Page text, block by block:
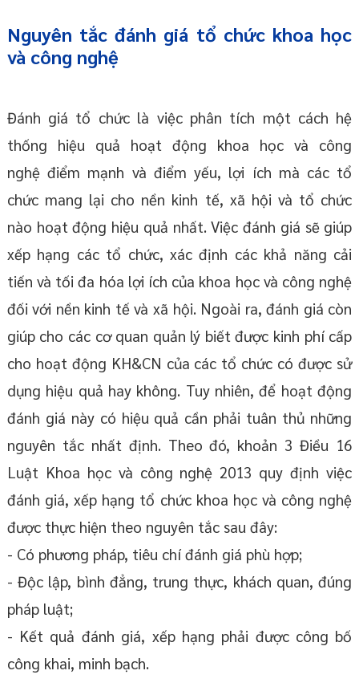
Nguyên tắc đánh giá tổ chức khoa học
và công nghệ
Đánh giá tổ chức là việc phân tích một cách hệ
thống hiệu quả hoạt động khoa học và công
nghệ điểm mạnh và điểm yếu, lợi ích mà các tổ
chức mang lại cho nền kinh tế, xã hội và tổ chức
nào hoạt động hiệu quả nhất. Việc đánh giá sẽ giúp
xếp hạng các tổ chức, xác định các khả năng cải
tiến và tối đa hóa lợi ích của khoa học và công nghệ
đối với nền kinh tế và xã hội. Ngoài ra, đánh giá còn
giúp cho các cơ quan quản lý biết được kinh phí cấp
cho hoạt động KH&CN của các tổ chức có được sử
dụng hiệu quả hay không. Tuy nhiên, để hoạt động
đánh giá này có hiệu quả cần phải tuân thủ những
nguyên tắc nhất định. Theo đó, khoản 3 Điều 16
Luật Khoa học và công nghệ 2013 quy định việc
đánh giá, xếp hạng tổ chức khoa học và công nghệ
được thực hiện theo nguyên tắc sau đây:
- Có phương pháp, tiêu chí đánh giá phù hợp;
- Độc lập, bình đẳng, trung thực, khách quan, đúng
pháp luật;
- Kết quả đánh giá, xếp hạng phải được công bố
công khai, minh bạch.